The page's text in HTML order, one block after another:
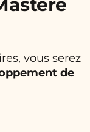
vous serez
de